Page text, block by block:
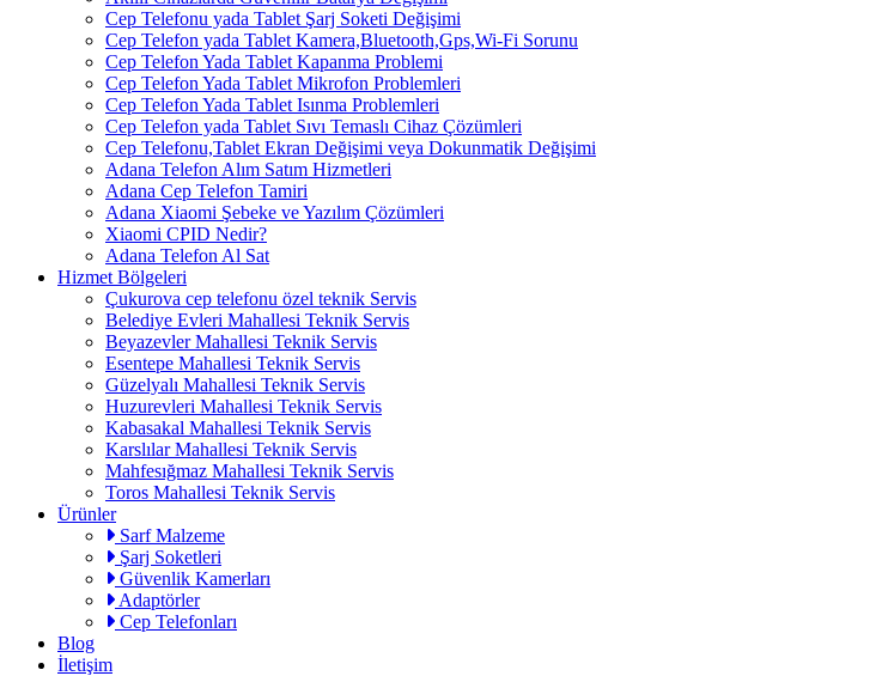
Cep Telefonu yada Tablet Şarj Soketi Değişimi
Cep Telefon yada Tablet Kamera,Bluetooth,Gps,Wi-Fi Sorunu
Cep Telefon Yada Tablet Kapanma Problemi
Cep Telefon Yada Tablet Mikrofon Problemleri
Cep Telefon Yada Tablet Isınma Problemleri
Cep Telefon yada Tablet Sıvı Temaslı Cihaz Çözümleri
Cep Telefonu,Tablet Ekran Değişimi veya Dokunmatik Değişimi
Adana Telefon Alım Satım Hizmetleri
Adana Cep Telefon Tamiri
Adana Xiaomi Şebeke ve Yazılım Çözümleri
Xiaomi CPID Nedir?
Adana Telefon Al Sat
Hizmet Bölgeleri
Çukurova cep telefonu özel teknik Servis
Belediye Evleri Mahallesi Teknik Servis
Beyazevler Mahallesi Teknik Servis
Esentepe Mahallesi Teknik Servis
Güzelyalı Mahallesi Teknik Servis
Huzurevleri Mahallesi Teknik Servis
Kabasakal Mahallesi Teknik Servis
Karslılar Mahallesi Teknik Servis
Mahfesığmaz Mahallesi Teknik Servis
Toros Mahallesi Teknik Servis
Ürünler
Sarf Malzeme
Şarj Soketleri
Güvenlik Kamerları
Adaptörler
Cep Telefonları
Blog
İletişim